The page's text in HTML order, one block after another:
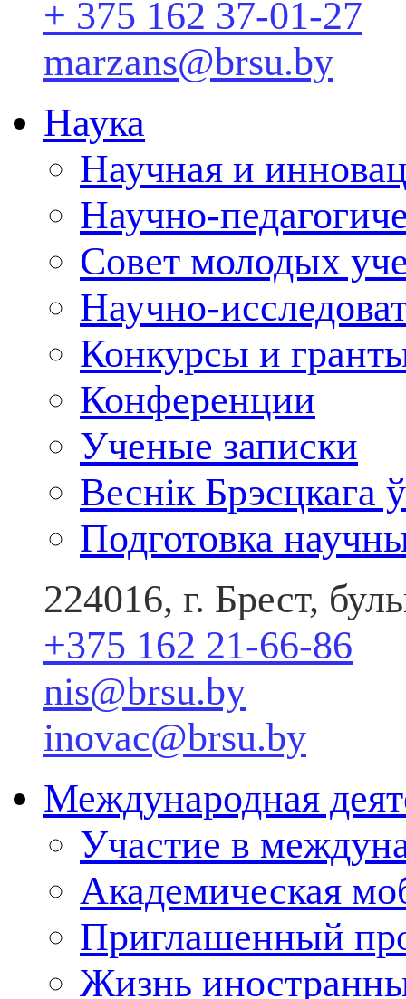
+ 375 162 37-01-27
marzans@brsu.by
Наука
Научная и
Научно-
Совет молодых
Научно-
Конкурсы и
Конференции
Ученые записки
Веснік Брэсцкага
Подготовка
224016, г. Брест,
+375 162 21-66-86
nis@brsu.by
inovac@brsu.by
Международная
Участие в
Академическая
Приглашенный
Жизнь